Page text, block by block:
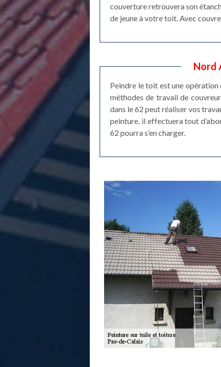
couverture retrouvera son
de jeune à votre toit. Avec
Nord
Peindre le toit est une
méthodes de travail de
dans le 62 peut réaliser vos
peinture, il effectuera tout
62 pourra s’en charger.